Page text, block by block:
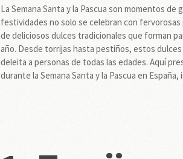
La Semana Santa y la Pascua son momentos
festividades no solo se celebran con
de deliciosos dulces tradicionales que forman
año. Desde torrijas hasta pestiños, estos
deleita a personas de todas las edades. Aquí
durante la Semana Santa y la Pascua en